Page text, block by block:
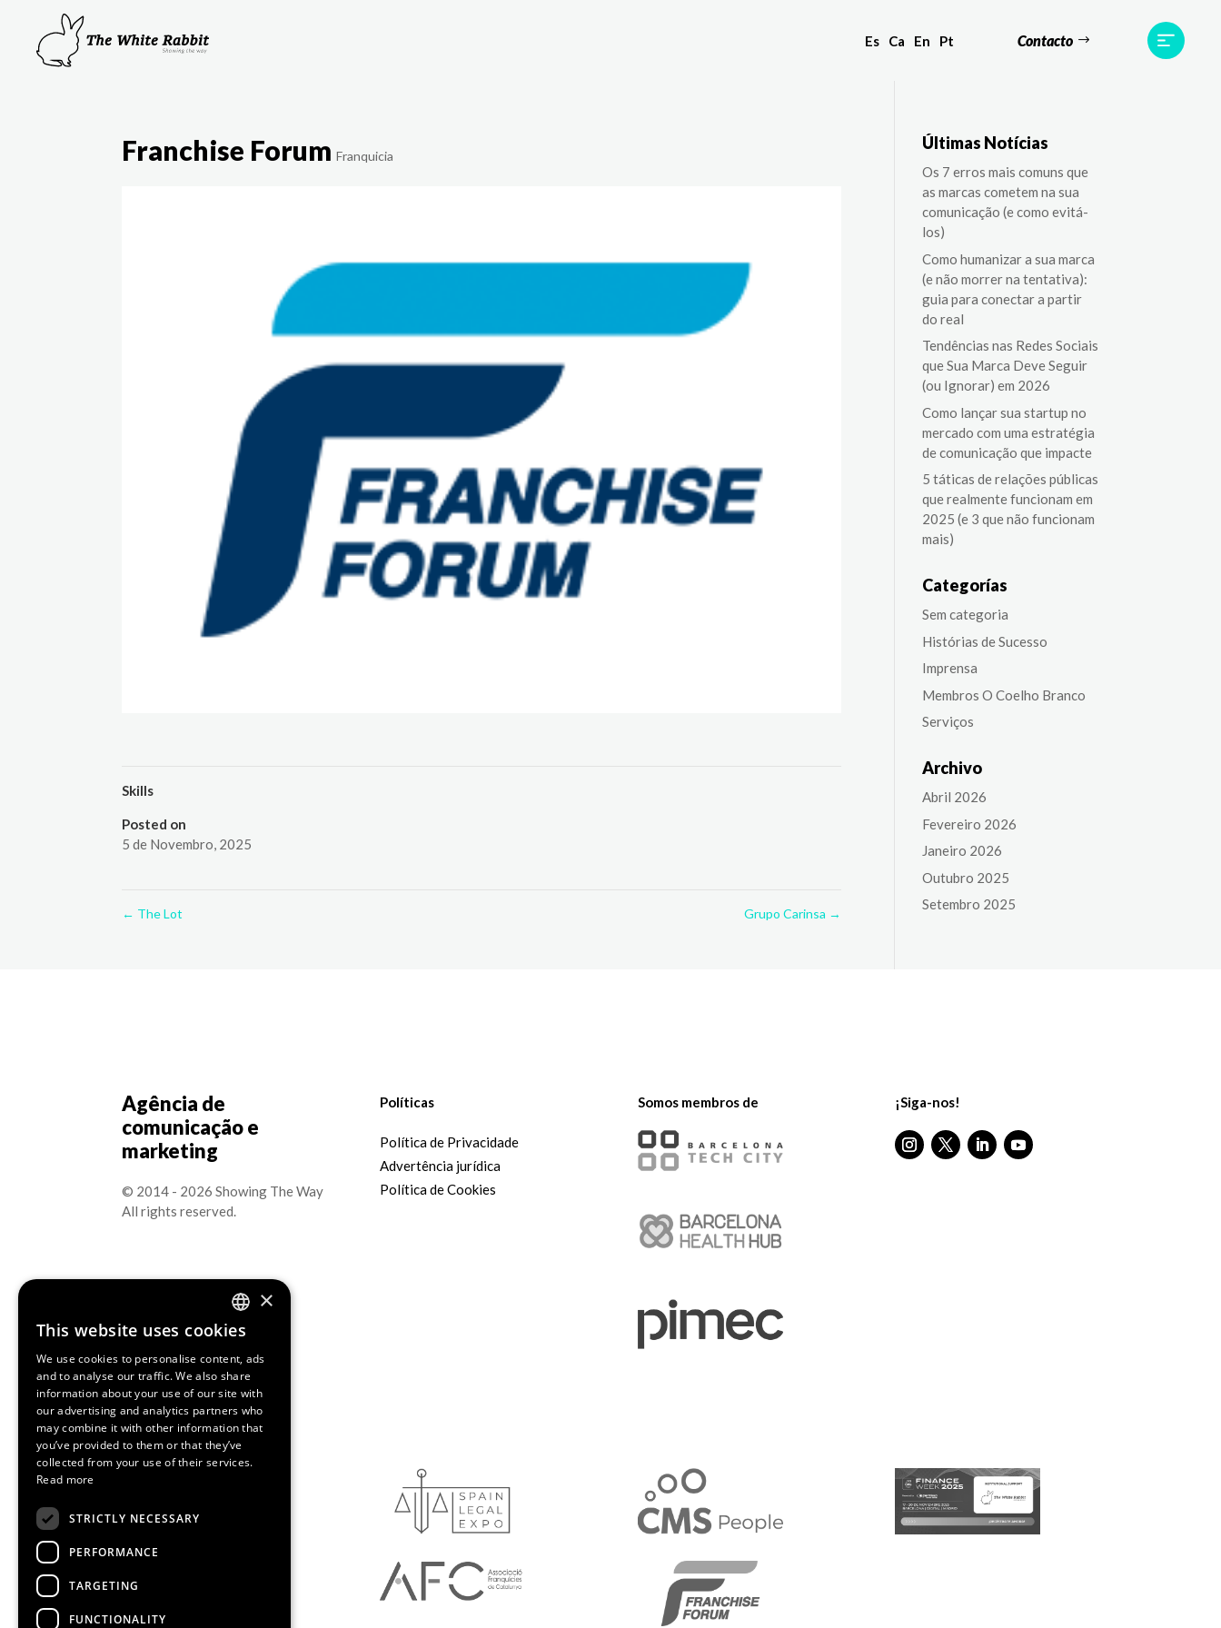
Es Ca En Pt Contacto
Franchise Forum Franquicia
Skills
Posted on
5 de Novembro, 2025
← The Lot Grupo Carinsa →
Últimas Notícias
Os 7 erros mais comuns que
as marcas cometem na sua
comunicação (e como evitá-
los)
Como humanizar a sua marca
(e não morrer na tentativa):
guia para conectar a partir
do real
Tendências nas Redes Sociais
que Sua Marca Deve Seguir
(ou Ignorar) em 2026
Como lançar sua startup no
mercado com uma estratégia
de comunicação que impacte
5 táticas de relações públicas
que realmente funcionam em
2025 (e 3 que não funcionam
mais)
Categorías
Sem categoria
Histórias de Sucesso
Imprensa
Membros O Coelho Branco
Serviços
Archivo
Abril 2026
Fevereiro 2026
Janeiro 2026
Outubro 2025
Setembro 2025
Agência de
comunicação e
marketing
© 2014 - 2026 Showing The Way
All rights reserved.
Políticas
Política de Privacidade
Advertência jurídica
Política de Cookies
Somos membros de ¡Siga-nos!
Media Partners
ENGLISH
SPANISH
CATALAN
×
This website uses cookies
We use cookies to personalise content, ads
and to analyse our traffic. We also share
information about your use of our site with
our advertising and analytics partners who
may combine it with other information that
you’ve provided to them or that they’ve
collected from your use of their services.
Read more
STRICTLY NECESSARY
PERFORMANCE
TARGETING
FUNCTIONALITY